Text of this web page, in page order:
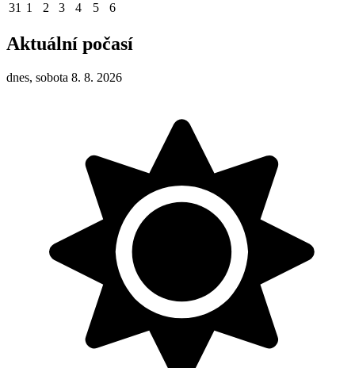
31 1 2 3 4 5 6
Aktuální počasí
dnes, sobota 8. 8. 2026